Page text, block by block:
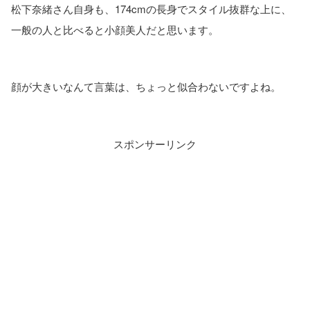
松下奈緒さん自身も、174cmの長身でスタイル抜群な上に、
一般の人と比べると小顔美人だと思います。
顔が大きいなんて言葉は、ちょっと似合わないですよね。
スポンサーリンク